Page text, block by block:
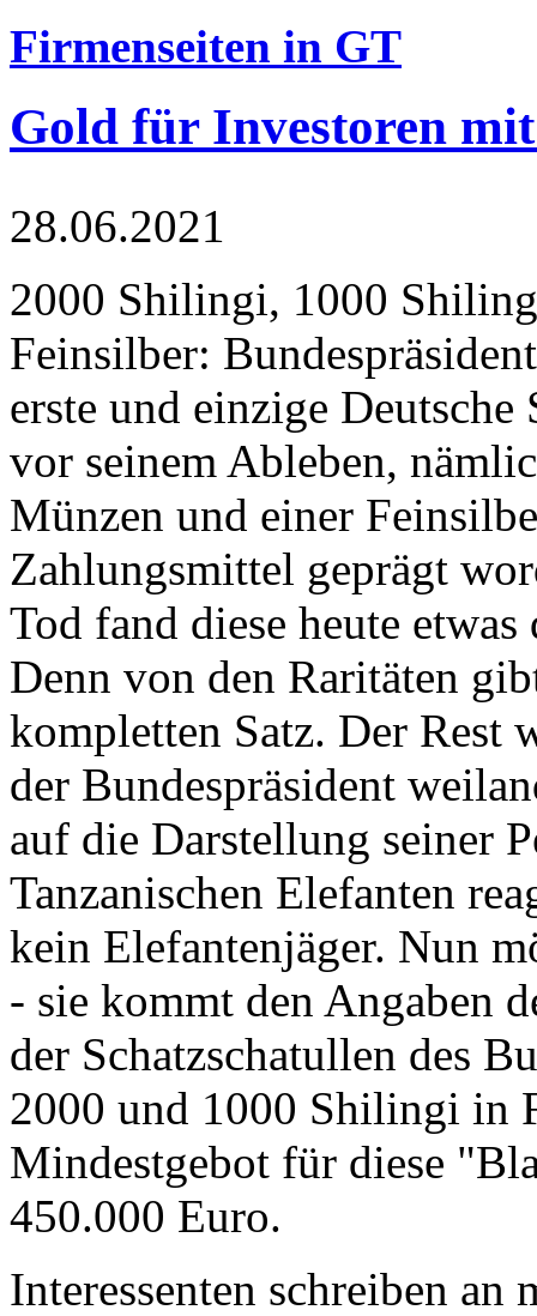
Firmenseiten in GT
Gold für Investoren
28.06.2021
2000 Shilingi, 1000
Feinsilber:
erste und einzige Deutsche
vor seinem Ableben,
Münzen und einer
Zahlungsmittel geprägt
Tod fand diese heute
Denn von den Raritäten
kompletten Satz. Der Rest
der Bundespräsident
auf die Darstellung seiner
Tanzanischen Elefanten
kein Elefantenjäger. Nun
- sie kommt den Angaben
der Schatzschatullen des
2000 und 1000 Shilingi in
Mindestgebot für diese
450.000 Euro.
Interessenten schreiben